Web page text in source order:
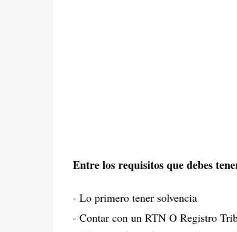
Entre los requisitos que debes
- Lo primero tener solvencia
- Contar con un RTN O Registro